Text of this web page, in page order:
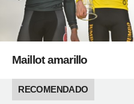
Maillot amarillo
RECOMENDADO